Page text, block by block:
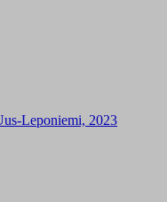
Leponiemi, 2023